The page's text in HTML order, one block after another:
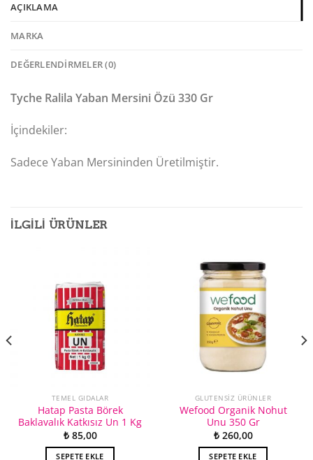
AÇIKLAMA
MARKA
DEĞERLENDIRMELER (0)
Tyche Ralila Yaban Mersini Özü 330 Gr
İçindekiler:
Sadece Yaban Mersininden Üretilmiştir.
İLGILI ÜRÜNLER
TEMEL GIDALAR
Hatap Pasta Börek
Baklavalık Katkısız Un 1 Kg
₺85,00
SEPETE EKLE
GLUTENSIZ ÜRÜNLER
Wefood Organik Nohut
Unu 350 Gr
₺260,00
SEPETE EKLE